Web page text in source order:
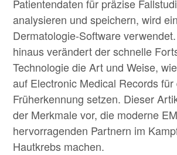
Patientendaten für präzise
analysieren und speichern, wird
Dermatologie-Software
hinaus verändert der schnelle
Technologie die Art und Weise,
auf Electronic Medical Records
Früherkennung setzen. Dieser
der Merkmale vor, die moderne
hervorragenden Partnern im
Hautkrebs machen.